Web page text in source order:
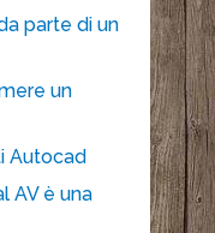
parte di un
un
Autocad
AV è una